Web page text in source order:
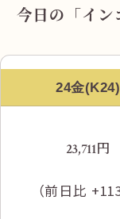
今日の「イ
24金(K24)
23,711円
（前日比